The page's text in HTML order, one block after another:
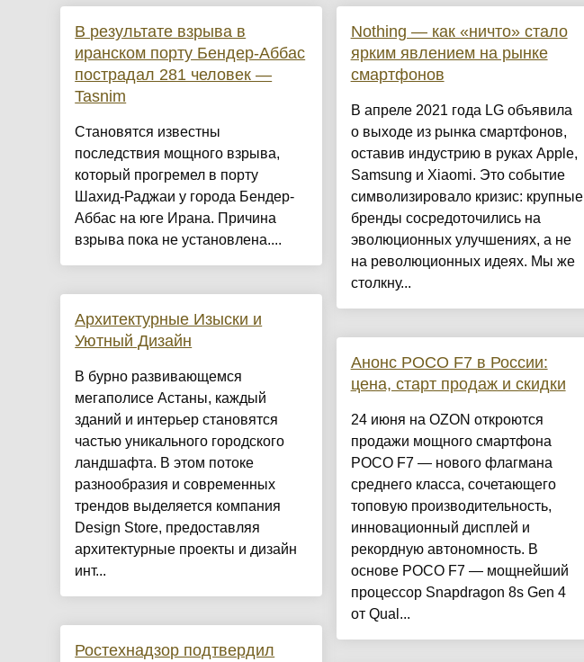
В результате взрыва в
иранском порту Бендер-Аббас
пострадал 281 человек —
Tasnim
Становятся известны
последствия мощного взрыва,
который прогремел в порту
Шахид-Раджаи у города Бендер-
Аббас на юге Ирана. Причина
взрыва пока не установлена....
Архитектурные Изыски и
Уютный Дизайн
​В бурно развивающемся
мегаполисе Астаны, каждый
зданий и интерьер становятся
частью уникального городского
ландшафта. В этом потоке
разнообразия и современных
трендов выделяется компания
Design Store, предоставляя
архитектурные проекты и дизайн
инт...
Ростехнадзор подтвердил
Nothing — как «ничто» стало
ярким явлением на рынке
смартфонов
В апреле 2021 года LG объявила
о выходе из рынка смартфонов,
оставив индустрию в руках Apple,
Samsung и Xiaomi. Это событие
символизировало кризис: крупные
бренды сосредоточились на
эволюционных улучшениях, а не
на революционных идеях. Мы же
столкну...
Анонс POCO F7 в России:
цена, старт продаж и скидки
24 июня на OZON откроются
продажи мощного смартфона
POCO F7 — нового флагмана
среднего класса, сочетающего
топовую производительность,
инновационный дисплей и
рекордную автономность. В
основе POCO F7 — мощнейший
процессор Snapdragon 8s Gen 4
от Qual...